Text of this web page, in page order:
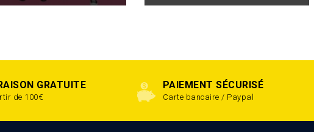
GRATUITE
de 100€
PAIEMENT SÉCURISÉ
Carte bancaire / Paypal